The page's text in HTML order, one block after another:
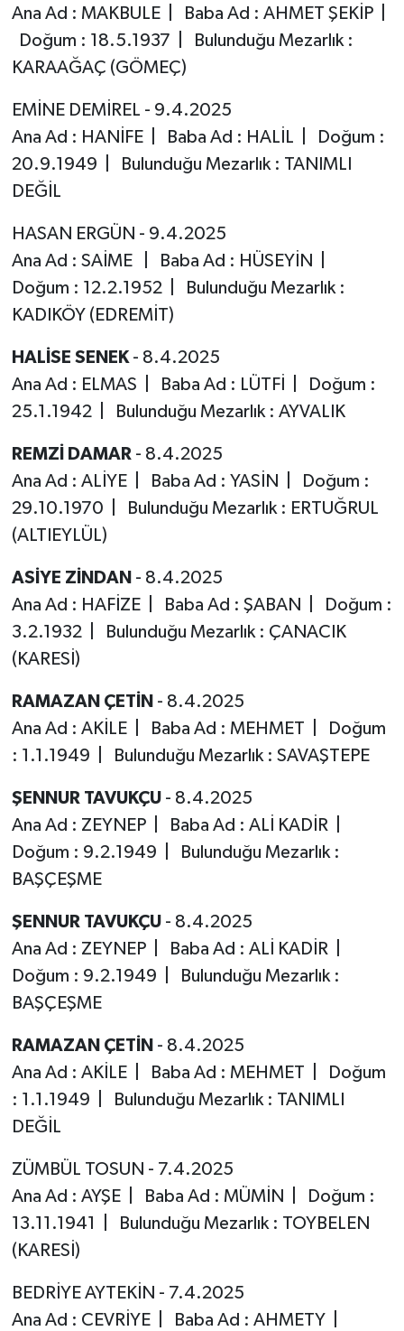
Ana Ad : MAKBULE | Baba Ad : AHMET ŞEKİP |
Doğum : 18.5.1937 | Bulunduğu Mezarlık :
KARAAĞAÇ (GÖMEÇ)
EMİNE DEMİREL - 9.4.2025
Ana Ad : HANİFE | Baba Ad : HALİL | Doğum :
20.9.1949 | Bulunduğu Mezarlık : TANIMLI
DEĞİL
HASAN ERGÜN - 9.4.2025
Ana Ad : SAİME | Baba Ad : HÜSEYİN |
Doğum : 12.2.1952 | Bulunduğu Mezarlık :
KADIKÖY (EDREMİT)
HALİSE SENEK - 8.4.2025
Ana Ad : ELMAS | Baba Ad : LÜTFİ | Doğum :
25.1.1942 | Bulunduğu Mezarlık : AYVALIK
REMZİ DAMAR- 8.4.2025
Ana Ad : ALİYE | Baba Ad : YASİN | Doğum :
29.10.1970 | Bulunduğu Mezarlık : ERTUĞRUL
(ALTIEYLÜL)
ASİYE ZİNDAN - 8.4.2025
Ana Ad : HAFİZE | Baba Ad : ŞABAN | Doğum :
3.2.1932 | Bulunduğu Mezarlık : ÇANACIK
(KARESİ)
RAMAZAN ÇETİN - 8.4.2025
Ana Ad : AKİLE | Baba Ad : MEHMET | Doğum
: 1.1.1949 | Bulunduğu Mezarlık : SAVAŞTEPE
ŞENNUR TAVUKÇU - 8.4.2025
Ana Ad : ZEYNEP | Baba Ad : ALİ KADİR |
Doğum : 9.2.1949 | Bulunduğu Mezarlık :
BAŞÇEŞME
ŞENNUR TAVUKÇU - 8.4.2025
Ana Ad : ZEYNEP | Baba Ad : ALİ KADİR |
Doğum : 9.2.1949 | Bulunduğu Mezarlık :
BAŞÇEŞME
RAMAZAN ÇETİN - 8.4.2025
Ana Ad : AKİLE | Baba Ad : MEHMET | Doğum
: 1.1.1949 | Bulunduğu Mezarlık : TANIMLI
DEĞİL
ZÜMBÜL TOSUN - 7.4.2025
Ana Ad : AYŞE | Baba Ad : MÜMİN | Doğum :
13.11.1941 | Bulunduğu Mezarlık : TOYBELEN
(KARESİ)
BEDRİYE AYTEKİN - 7.4.2025
Ana Ad : CEVRİYE | Baba Ad : AHMETY |